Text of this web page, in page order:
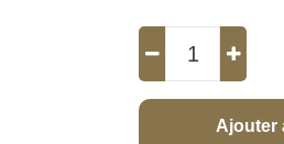
Ajouter